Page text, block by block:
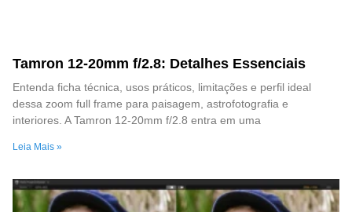
Tamron 12-20mm f/2.8: Detalhes Essenciais
Entenda ficha técnica, usos práticos, limitações e perfil ideal
dessa zoom full frame para paisagem, astrofotografia e
interiores. A Tamron 12-20mm f/2.8 entra em uma
Leia Mais »